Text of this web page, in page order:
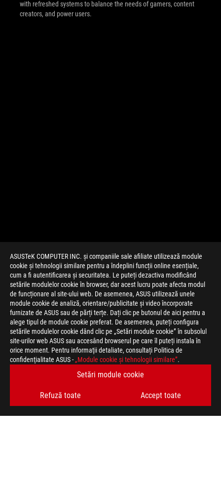
ASUSTeK COMPUTER INC. și companiile sale afiliate utilizează module
cookie și tehnologii similare pentru a îndeplini funcții online esențiale,
cum a fi autentificarea și securitatea. Le puteți dezactiva modificând
setările modulelor cookie în browser, dar acest lucru poate afecta modul
de funcționare al site-ului web. De asemenea, ASUS utilizează unele
module cookie de analiză, orientare/publicitate și video încorporate
furnizate de ASUS sau de părți terțe. Dați clic pe butonul de aici pentru a
alege tipul de module cookie preferat. De asemenea, puteți configura
setările modulelor cookie dând clic pe „Setări module cookie” în subsolul
site-urilor web ASUS sau accesând browserul pe care îl puteți instala în
orice moment. Pentru informaţii detaliate, consultați Politica de
confidenţialitate ASUS -„Module cookie şi tehnologii similare”.
Setări module cookie
Refuză toate Accept toate
with refreshed systems to balance the needs of gamers, content
creators, and power users.
> JOCURI RYZEN
TIPURI DE PLATĂ ACCEPTATE
OBȚINEȚI CELE MAI RECENTE OFERTE ȘI MULTE ALTELE
ABONARE